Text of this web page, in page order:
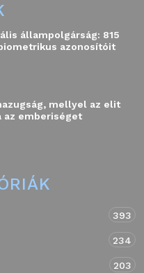
állampolgárság: 815
azonosítóit
mellyel az elit
az emberiséget
393
234
203